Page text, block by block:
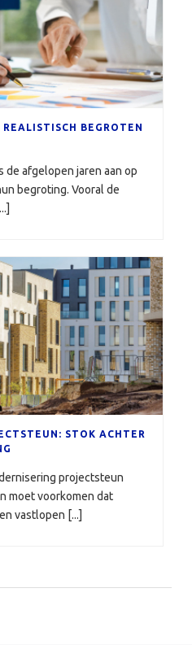
BEGROTEN
afgelopen jaren aan op
begroting. Vooral de
STOK ACHTER
projectsteun
moet voorkomen dat
vastlopen [...]